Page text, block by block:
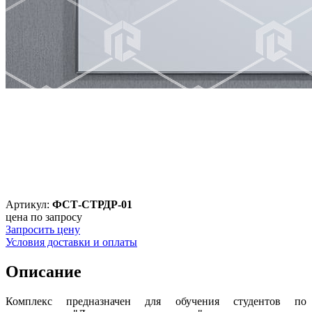
Артикул: ФСТ-СТРДР-01
цена по запросу
Запросить цену
Условия доставки и оплаты
Описание
Комплекс предназначен для обучения студентов по